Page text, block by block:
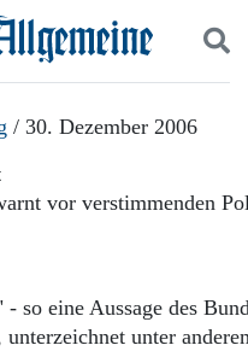
/ 30. Dezember 2006
vor verstimmenden
so eine Aussage des
unter